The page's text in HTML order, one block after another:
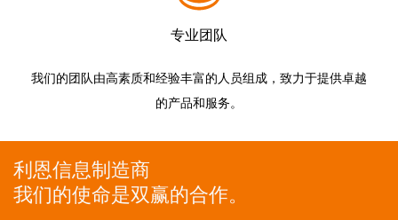
专业团队
我们的团队由高素质和经验丰富的人员组成，致力于提供卓越
的产品和服务。
利恩信息制造商
我们的使命是双赢的合作。